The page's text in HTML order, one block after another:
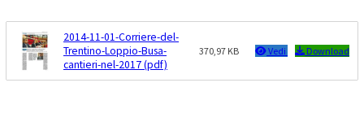
2014-11-01-Corriere-del-
Trentino-Loppio-Busa-
cantieri-nel-2017 (pdf)
370,97 KB Vedi Download